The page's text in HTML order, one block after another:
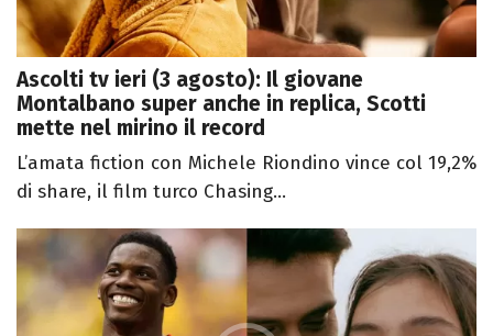
Ascolti tv ieri (3 agosto): Il giovane
Montalbano super anche in replica, Scotti
mette nel mirino il record
L’amata fiction con Michele Riondino vince col 19,2%
di share, il film turco Chasing...